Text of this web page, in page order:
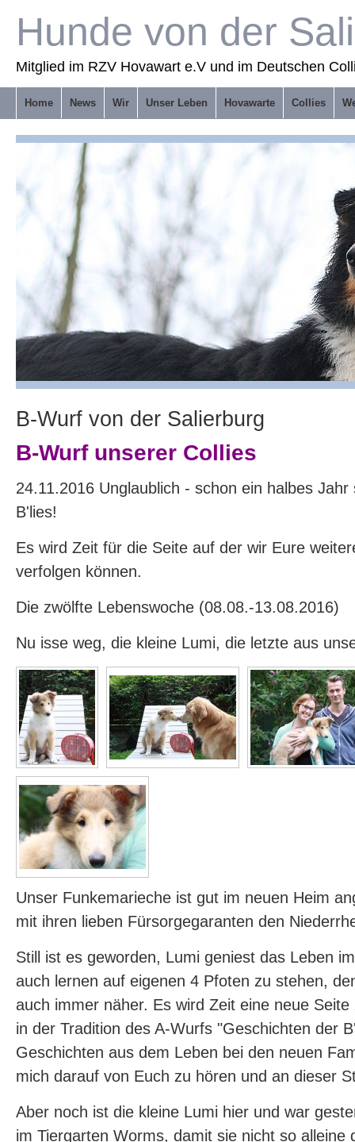
Hunde von der
Mitglied im RZV Hovawart e.V und im Deutschen
Home News Wir Unser Leben Hovawarte Collies
B-Wurf von der Salierburg
B-Wurf unserer Collies
24.11.2016 Unglaublich - schon ein halbes
B'lies!
Es wird Zeit für die Seite auf der wir Eure
verfolgen können.
Die zwölfte Lebenswoche (08.08.-13.08.2016)
Nu isse weg, die kleine Lumi, die letzte aus
Unser Funkemarieche ist gut im neuen Heim
mit ihren lieben Fürsorgegaranten den
Still ist es geworden, Lumi geniest das Leben
auch lernen auf eigenen 4 Pfoten zu stehen,
auch immer näher. Es wird Zeit eine neue
in der Tradition des A-Wurfs "Geschichten der
Geschichten aus dem Leben bei den neuen
mich darauf von Euch zu hören und an dieser
Aber noch ist die kleine Lumi hier und war
im Tiergarten Worms, damit sie nicht so alleine